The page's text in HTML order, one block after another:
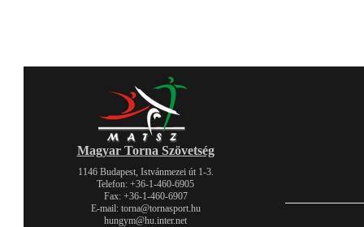
Magyar Torna Szövetség
1146 Budapest, Istvánmezei út 1-3.
Telefon: +36-1-460-6905
Fax: +36-1-460-6907
E-mail: torna@tornasport.hu
hungym@hu.inter.net